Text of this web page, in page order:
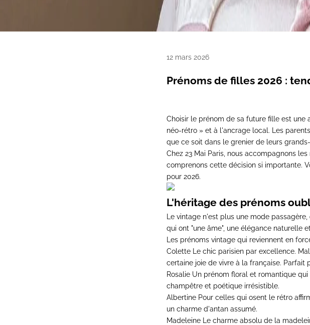
12 mars 2026
Prénoms de filles 2026 :
Choisir le prénom de sa future fille est
néo-rétro » et à l'ancrage local. Les
que ce soit dans le grenier de leurs
Chez 23 Mai Paris, nous accompagnons
comprenons cette décision si importante.
pour 2026.
L'héritage des prénoms
Le vintage n'est plus une mode
qui ont "une âme", une élégance naturelle
Les prénoms vintage qui reviennent en
Colette Le chic parisien par excellence.
certaine joie de vivre à la française. Parfait
Rosalie Un prénom floral et romantique
champêtre et poétique irrésistible.
Albertine Pour celles qui osent le rétro
un charme d'antan assumé.
Madeleine Le charme absolu de la